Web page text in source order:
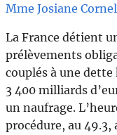
Mme Josiane
La France détient
prélèvements
couplés à une
3 400 milliards
un naufrage.
procédure, au